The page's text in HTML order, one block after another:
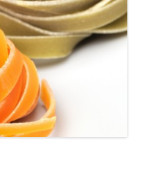
COCINA
COPAS Y